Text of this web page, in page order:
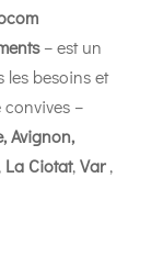
– est un
besoins et
convives –
Avignon,
La Ciotat,Var,